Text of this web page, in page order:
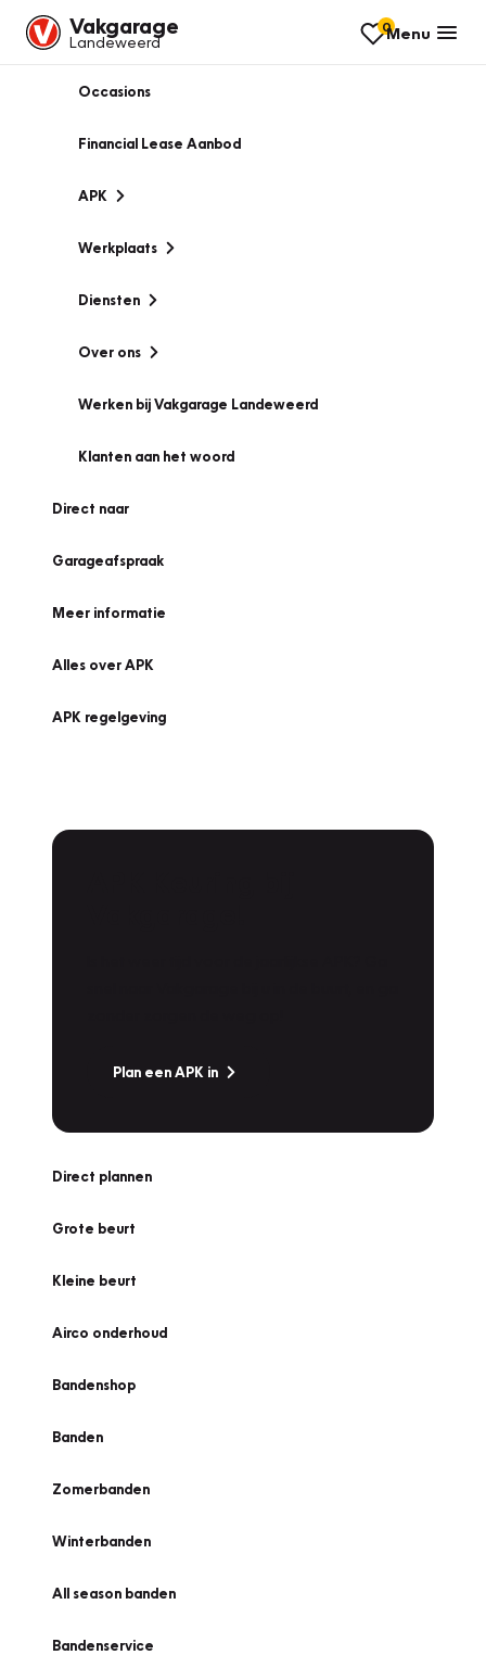
Vakgarage
Landeweerd
0Menu
Occasions
Financial Lease Aanbod
APK
Werkplaats
Diensten
Over ons
Werken bij Vakgarage Landeweerd
Klanten aan het woord
Direct naar
Garageafspraak
Meer informatie
Alles over APK
APK regelgeving
Plan een APK in
Direct plannen
Grote beurt
Kleine beurt
Airco onderhoud
Bandenshop
Banden
Zomerbanden
Winterbanden
All season banden
Bandenservice